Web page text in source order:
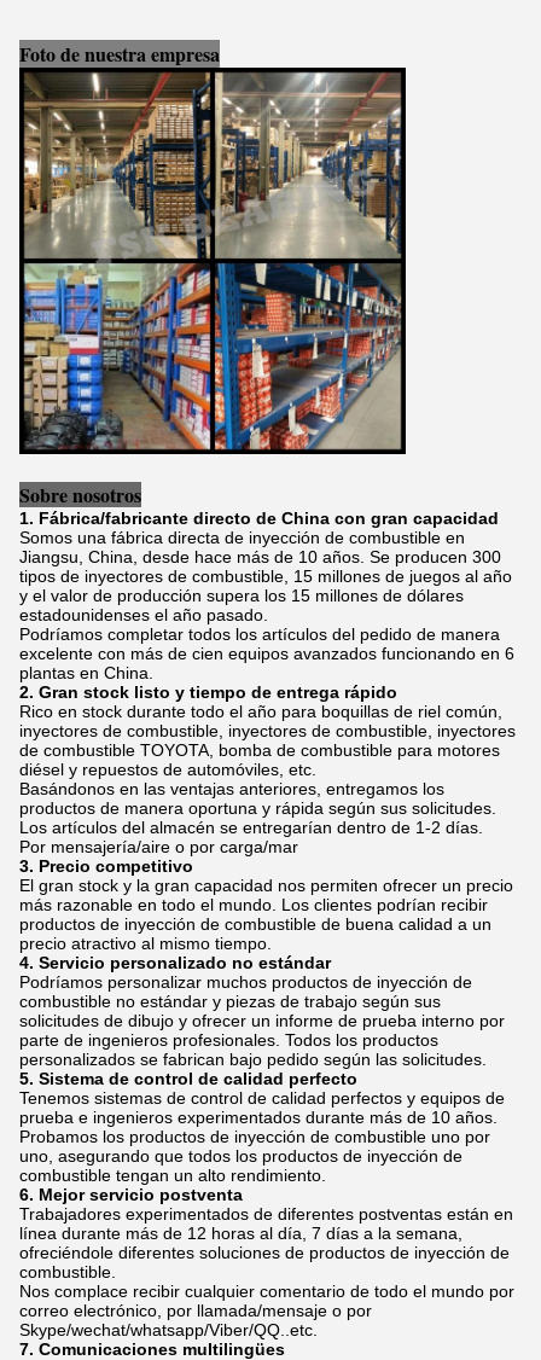
Foto de nuestra empresa
Sobre nosotros
1. Fábrica/fabricante directo de China con gran capacidad
Somos una fábrica directa de inyección de combustible en
Jiangsu, China, desde hace más de 10 años. Se producen 300
tipos de inyectores de combustible, 15 millones de juegos al año
y el valor de producción supera los 15 millones de dólares
estadounidenses el año pasado.
Podríamos completar todos los artículos del pedido de manera
excelente con más de cien equipos avanzados funcionando en 6
plantas en China.
2. Gran stock listo y tiempo de entrega rápido
Rico en stock durante todo el año para boquillas de riel común,
inyectores de combustible, inyectores de combustible, inyectores
de combustible TOYOTA, bomba de combustible para motores
diésel y repuestos de automóviles, etc.
Basándonos en las ventajas anteriores, entregamos los
productos de manera oportuna y rápida según sus solicitudes.
Los artículos del almacén se entregarían dentro de 1-2 días.
Por mensajería/aire o por carga/mar
3. Precio competitivo
El gran stock y la gran capacidad nos permiten ofrecer un precio
más razonable en todo el mundo. Los clientes podrían recibir
productos de inyección de combustible de buena calidad a un
precio atractivo al mismo tiempo.
4. Servicio personalizado no estándar
Podríamos personalizar muchos productos de inyección de
combustible no estándar y piezas de trabajo según sus
solicitudes de dibujo y ofrecer un informe de prueba interno por
parte de ingenieros profesionales. Todos los productos
personalizados se fabrican bajo pedido según las solicitudes.
5. Sistema de control de calidad perfecto
Tenemos sistemas de control de calidad perfectos y equipos de
prueba e ingenieros experimentados durante más de 10 años.
Probamos los productos de inyección de combustible uno por
uno, asegurando que todos los productos de inyección de
combustible tengan un alto rendimiento.
6. Mejor servicio postventa
Trabajadores experimentados de diferentes postventas están en
línea durante más de 12 horas al día, 7 días a la semana,
ofreciéndole diferentes soluciones de productos de inyección de
combustible.
Nos complace recibir cualquier comentario de todo el mundo por
correo electrónico, por llamada/mensaje o por
Skype/wechat/whatsapp/Viber/QQ..etc.
7. Comunicaciones multilingües